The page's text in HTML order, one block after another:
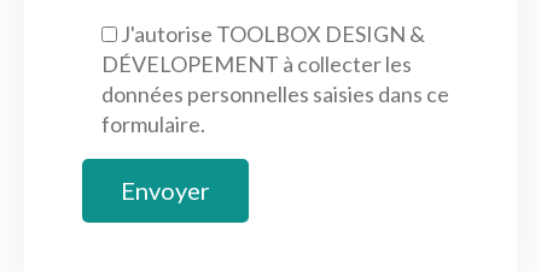
J'autorise TOOLBOX DESIGN &
DÉVELOPEMENT à collecter les
données personnelles saisies dans ce
formulaire.